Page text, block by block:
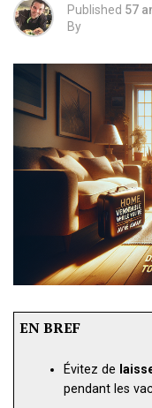
Published 57
By
EN BREF
Évitez de
pendant les